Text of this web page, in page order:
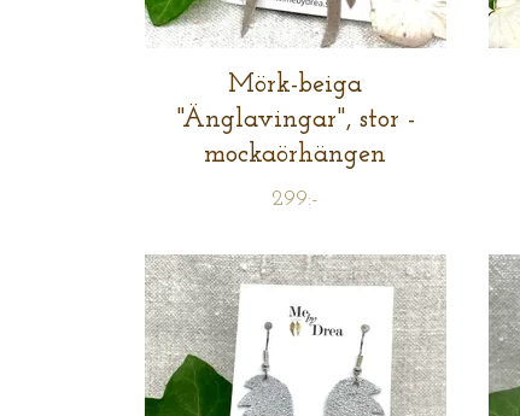
Mörk-beiga
"Änglavingar", stor -
mockaörhängen
299:-